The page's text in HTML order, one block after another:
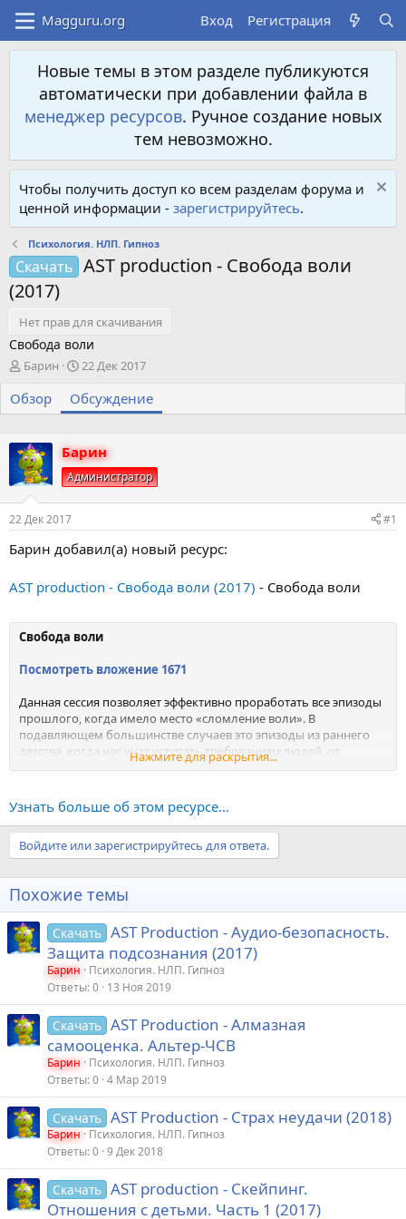
Вход Регистрация
Новые темы в этом разделе публикуются
автоматически при добавлении файла в
менеджер ресурсов. Ручное создание новых
тем невозможно.
Чтобы получить доступ ко всем разделам форума и
ценной информации - зарегистрируйтесь.
Психология. НЛП. Гипноз
Скачать AST production - Свобода воли
(2017)
Нет прав для скачивания
Свобода воли
А
т
о
т
е
м
ы
Барин
Д
т
а
а
ч
а
22 Дек 2017
Обзор Обсуждение
Барин
Администратор
22 Дек 2017 #1
Барин добавил(а) новый ресурс:
AST production - Свобода воли (2017) - Свобода воли
Свобода воли
Посмотреть вложение 1671
Данная сессия позволяет эффективно проработать все эпизоды
прошлого, когда имело место «сломление воли». В
подавляющем большинстве случаев это эпизоды из раннего
детства, когда нас учат уступать требованиям людей, от
которых мы были зависимы, в особенности от родителей, в
Естественная тяга ребенка к саморазвитию чаще всего
истолковывается взрослыми как своеволие и непослушание.
Повсеместно распространенное...
Нажмите для раскрытия...
Узнать больше об этом ресурсе...
Войдите или зарегистрируйтесь для ответа.
Похожие темы
Скачать AST Production - Аудио-безопасность.
Защита подсознания (2017)
Барин
Психология. НЛП. Гипноз
Ответы 0 13 Ноя 2019
Скачать AST Production - Алмазная
самооценка. Альтер-ЧСВ
Барин
Психология. НЛП. Гипноз
Ответы 0 4 Мар 2019
Скачать AST Production - Страх неудачи (2018)
Барин
Психология. НЛП. Гипноз
Ответы 0 9 Дек 2018
Скачать AST production - Скейпинг.
Отношения с детьми. Часть 1 (2017)